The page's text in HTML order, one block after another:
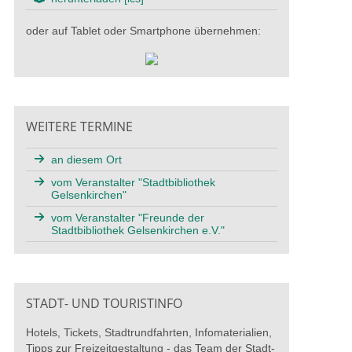
oder auf Tablet oder Smartphone übernehmen:
WEITERE TERMINE
an diesem Ort
vom Veranstalter "Stadtbibliothek
Gelsenkirchen"
vom Veranstalter "Freunde der
Stadtbibliothek Gelsenkirchen e.V."
STADT- UND TOURISTINFO
Hotels, Tickets, Stadtrundfahrten, Infomaterialien,
Tipps zur Freizeitgestaltung - das Team der Stadt-